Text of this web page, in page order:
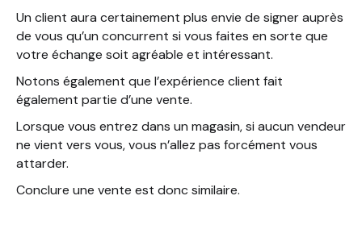
Un client aura certainement plus envie de signer auprès
de vous qu’un concurrent si vous faites en sorte que
votre échange soit agréable et intéressant.
Notons également que l’expérience client fait
également partie d’une vente.
Lorsque vous entrez dans un magasin, si aucun vendeur
ne vient vers vous, vous n’allez pas forcément vous
attarder.
Conclure une vente est donc similaire.